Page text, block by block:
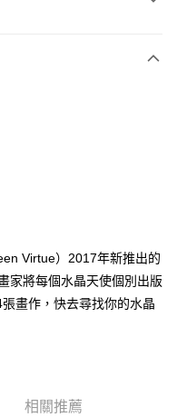
Virtue）2017年新推出的
家將每個水晶天使個別出版
畫作，快去尋找你的水晶
相關推薦